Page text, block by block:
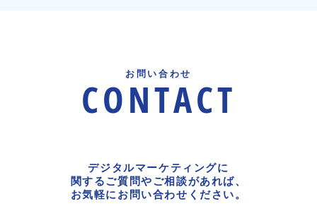
お問い合わせ
CONTACT
デジタルマーケティングに
関するご質問やご相談があれば、
お気軽にお問い合わせください。